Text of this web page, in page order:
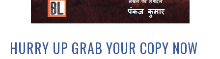
HURRY UP GRAB YOUR COPY NOW